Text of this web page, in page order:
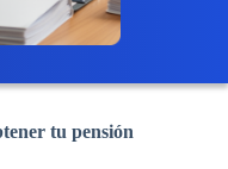
tu pensión